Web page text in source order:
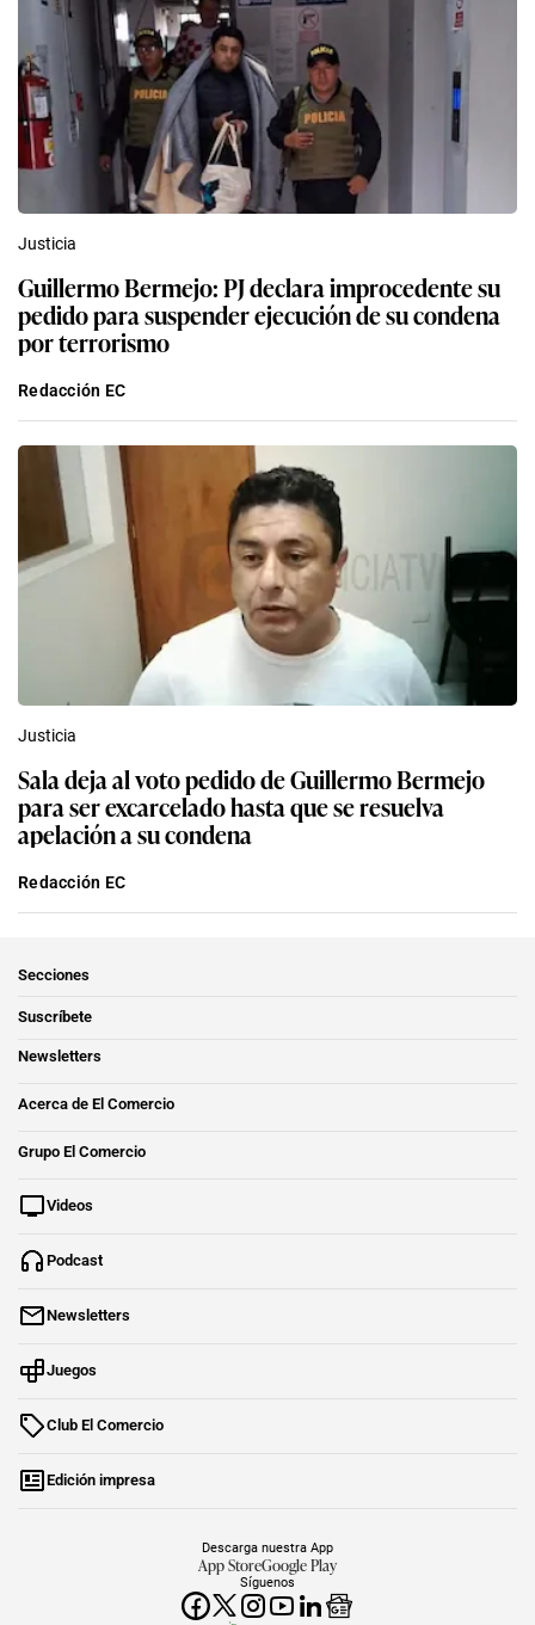
Justicia
Guillermo Bermejo: PJ declara improcedente su
pedido para suspender ejecución de su condena
por terrorismo
Redacción EC
Justicia
Sala deja al voto pedido de Guillermo Bermejo
para ser excarcelado hasta que se resuelva
apelación a su condena
Redacción EC
Secciones
Suscríbete
Newsletters
Acerca de El Comercio
Grupo El Comercio
Videos
Podcast
Newsletters
Juegos
Club El Comercio
Edición impresa
Síguenos
Descarga nuestra App
App StoreGoogle Play